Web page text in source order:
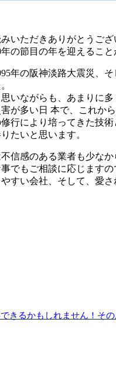
いただきありがとうご
の節目の年を迎えるこ
年の阪神淡路大震災、
いながらも、あまりに
が多い日 本で、これか
行により培ってきた技
たいと思います。
信感のある業者も少な
でもご相談に応じます
すい会社、そして、愛